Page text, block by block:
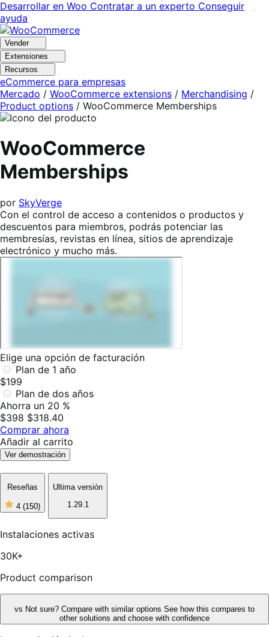
Ir
a
navegación
Saltar
al
contenido
Desarrollar en Woo Contratar a un experto Conseguir
ayuda
Vender
Extensiones
Recursos
eCommerce para empresas
Mercado / WooCommerce extensions / Merchandising /
Product options / WooCommerce Memberships
WooCommerce
Memberships
por SkyVerge
Con el control de acceso a contenidos o productos y
descuentos para miembros, podrás potenciar las
membresías, revistas en línea, sitios de aprendizaje
electrónico y mucho más.
Elige una opción de facturación
Plan de 1 año
$199
Plan de dos años
Ahorra un 20 %
$398 $318.40
Comprar ahora
Añadir al carrito
Ver demostración
Reseñas
4 (150)
4
5
estrellas,
reseñas
Ultima versión
1.29.1
Instalaciones activas
30K+
Product comparison
vs Not sure? Compare with similar options See how this compares to
other solutions and choose with confidence